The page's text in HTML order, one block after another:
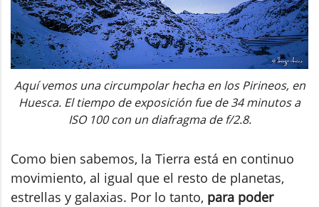
Aquí vemos una circumpolar hecha en los Pirineos, en
Huesca. El tiempo de exposición fue de 34 minutos a
ISO 100 con un diafragma de f/2.8.
Como bien sabemos, la Tierra está en continuo
movimiento, al igual que el resto de planetas,
estrellas y galaxias. Por lo tanto, para poder